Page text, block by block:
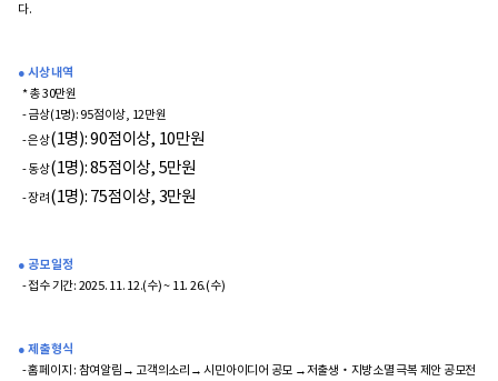
다.
● 시상 내역
* 총 30만원
- 금상(1명): 95점이상, 12만원
- 은상(1명): 90점이상, 10만원
- 동상(1명): 85점이상, 5만원
- 장려 (1명): 75점이상, 3만원
● 공모 일정
- 접수 기간: 2025. 11. 12.(수) ~ 11. 26.(수)
● 제출 형식
- 홈페이지 : 참여알림→ 고객의소리→ 시민아이디어 공모 →저출생‧지방소멸 극복 제안 공모전